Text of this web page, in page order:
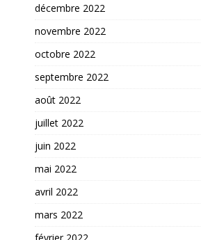
décembre 2022
novembre 2022
octobre 2022
septembre 2022
août 2022
juillet 2022
juin 2022
mai 2022
avril 2022
mars 2022
février 2022